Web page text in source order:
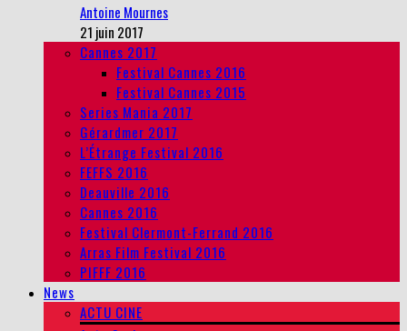
Antoine Mournes
21 juin 2017
Cannes 2017
Festival Cannes 2016
Festival Cannes 2015
Series Mania 2017
Gérardmer 2017
L’Étrange Festival 2016
FEFFS 2016
Deauville 2016
Cannes 2016
Festival Clermont-Ferrand 2016
Arras Film Festival 2016
PIFFF 2016
News
ACTU CINE